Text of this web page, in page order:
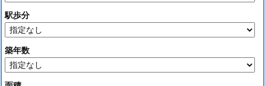
駅歩分
築年数